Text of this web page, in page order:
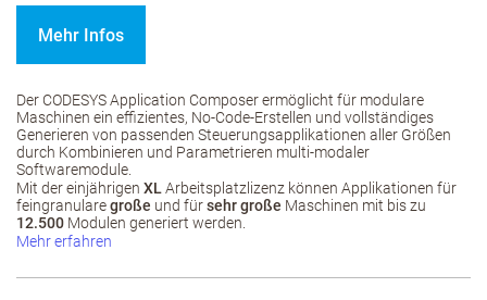
Mehr Infos
Der CODESYS Application Composer ermöglicht für modulare
Maschinen ein effizientes, No-Code-Erstellen und vollständiges
Generieren von passenden Steuerungsapplikationen aller Größen
durch Kombinieren und Parametrieren multi-modaler
Softwaremodule.
Mit der einjährigen XL Arbeitsplatzlizenz können Applikationen für
feingranularegroße und fürsehr große Maschinen mit bis zu
12.500 Modulen generiert werden.
Mehr erfahren